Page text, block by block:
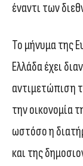
έναντι των
Το μήνυμα της
Ελλάδα έχει
αντιμετώπιση
την οικονομία
ωστόσο η
και της